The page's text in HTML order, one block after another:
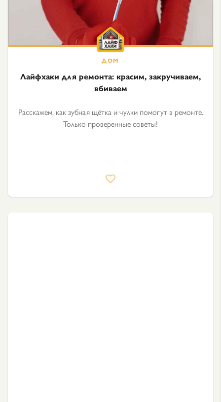
Лайфхаки для ремонта: красим, закручиваем,
вбиваем
Расскажем, как зубная щётка и чулки помогут в ремонте.
Только проверенные советы!